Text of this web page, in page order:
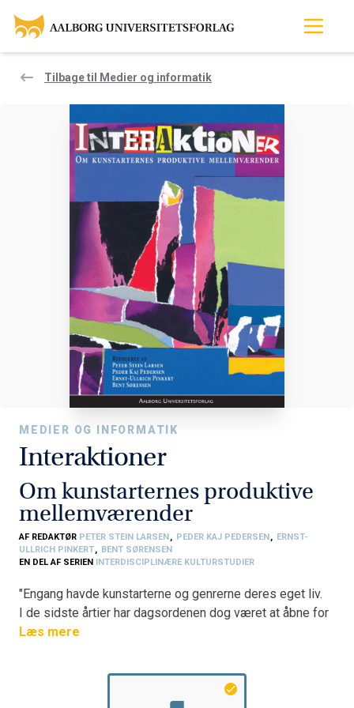
Tilbage til Medier og informatik
MEDIER OG INFORMATIK
Interaktioner
Om kunstarternes produktive
mellemværender
AF REDAKTØR PETER STEIN LARSEN, PEDER KAJ PEDERSEN, ERNST-
ULLRICH PINKERT, BENT SØRENSEN
EN DEL AF SERIEN INTERDISCIPLINÆRE KULTURSTUDIER
"Engang havde kunstarterne og genrerne deres eget liv.
I de sidste årtier har dagsordenen dog været at åbne for
andre genrer, kunstarter og medier - eller ligefrem at
Bogen beskæftiger sig med sammensmeltninger og
Læs mere